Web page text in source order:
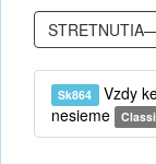
Sk864 Vzdy
nesieme